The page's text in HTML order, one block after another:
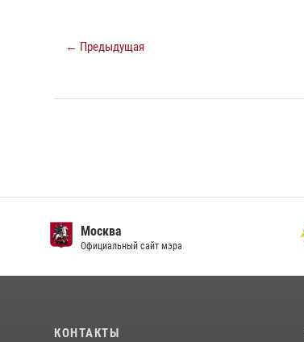
← Предыдущая
Москва
Официальный сайт мэра
КОНТАКТЫ